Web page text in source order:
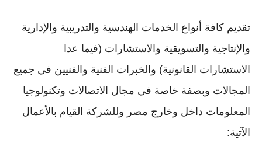
تقديم كافة أنواع الخدمات الهندسية والتدريبية والإدارية
والإنتاجية والتسويقية والاستشارات (فيما عدا
الاستشارات القانونية) والخبرات الفنية والفنيين في جميع
المجالات وبصفة خاصة في مجال الاتصالات وتكنولوجيا
المعلومات داخل وخارج مصر وللشركة القيام بالأعمال
الآتية: